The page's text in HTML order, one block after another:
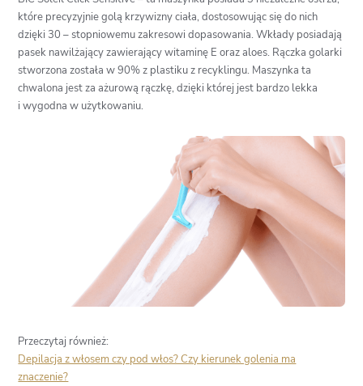
które precyzyjnie golą krzywizny ciała, dostosowując się do nich
dzięki 30 – stopniowemu zakresowi dopasowania. Wkłady posiadają
pasek nawilżający zawierający witaminę E oraz aloes. Rączka golarki
stworzona została w 90% z plastiku z recyklingu. Maszynka ta
chwalona jest za ażurową rączkę, dzięki której jest bardzo lekka
i wygodna w użytkowaniu.
Przeczytaj również:
Depilacja z włosem czy pod włos? Czy kierunek golenia ma
znaczenie?